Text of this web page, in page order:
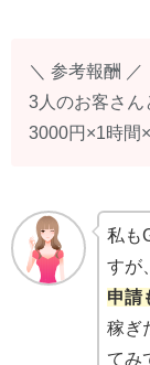
＼ 参考報酬 ／
3人のお客さん
3000円×1時間
私も
すが
申請
稼ぎ
てみ